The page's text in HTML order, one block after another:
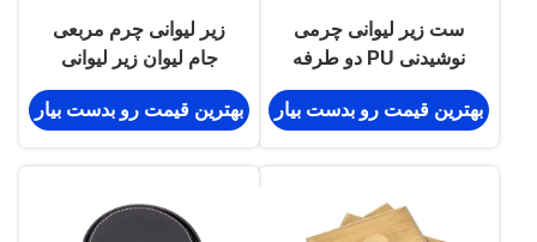
ست زیر لیوانی چرمی
نوشیدنی PU دو طرفه
زیر لیوانی مشکی گرد
بهترین قیمت رو بدست بیار
زیر لیوانی چرم مربعی
جام لیوان زیر لیوانی
چرمی چوبی PU چرم
بهترین قیمت رو بدست بیار